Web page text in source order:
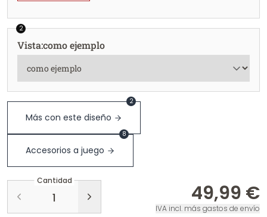
2
Vista:como ejemplo
Más con este diseño
2
Accesorios a juego
8
Cantidad
49,99 €
IVA incl. más gastos de envío